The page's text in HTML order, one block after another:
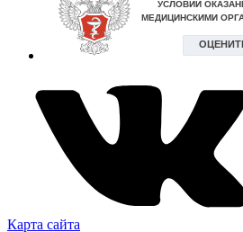
Карта сайта